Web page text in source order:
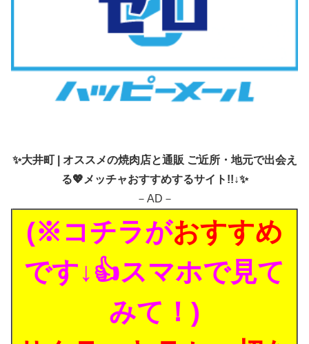
✨大井町 | オススメの焼肉店と通販 ご近所・地元で出会え
る💖メッチャおすすめするサイト!!↓✨
－AD－
(※コチラがおすすめ
です↓👍スマホで見て
みて！)